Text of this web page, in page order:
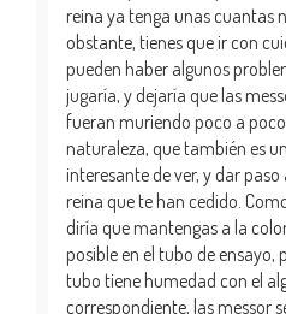
reina ya tenga unas cuantas
obstante, tienes que ir con
pueden haber algunos
jugaría, y dejaría que las
fueran muriendo poco a
naturaleza, que también es
interesante de ver, y dar
reina que te han cedido.
diría que mantengas a la
posible en el tubo de ensayo,
tubo tiene humedad con el
correspondiente, las messor